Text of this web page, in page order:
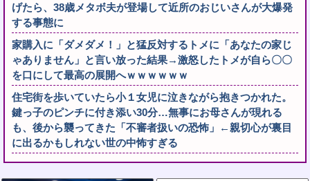
げたら、38歳メタボ夫が登場して近所のおじいさんが大爆発
する事態に
家購入に「ダメダメ！」と猛反対するトメに「あなたの家じ
ゃありません」と言い放った結果→激怒したトメが自ら〇〇
を口にして最高の展開へｗｗｗｗｗｗ
住宅街を歩いていたら小１女児に泣きながら抱きつかれた。
鍵っ子のピンチに付き添い30分…無事にお母さんが現れる
も、後から襲ってきた「不審者扱いの恐怖」←親切心が裏目
に出るかもしれない世の中怖すぎる